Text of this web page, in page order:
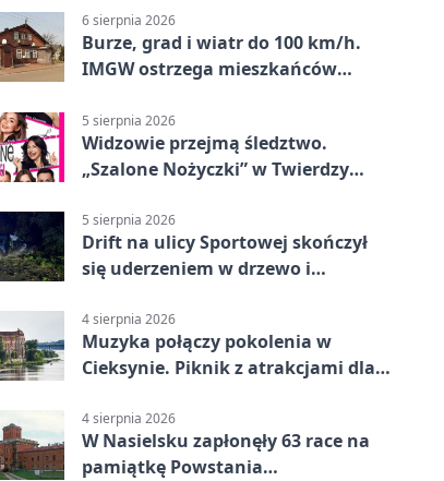
6 sierpnia 2026
Burze, grad i wiatr do 100 km/h.
IMGW ostrzega mieszkańców
5 sierpnia 2026
Widzowie przejmą śledztwo.
„Szalone Nożyczki” w Twierdzy
5 sierpnia 2026
Drift na ulicy Sportowej skończył
się uderzeniem w drzewo i
4 sierpnia 2026
Muzyka połączy pokolenia w
Cieksynie. Piknik z atrakcjami dla
4 sierpnia 2026
W Nasielsku zapłonęły 63 race na
pamiątkę Powstania